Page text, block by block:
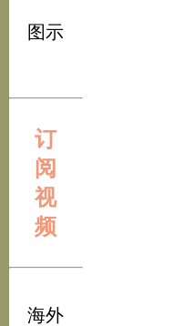
图示
订
阅
视
频
海外